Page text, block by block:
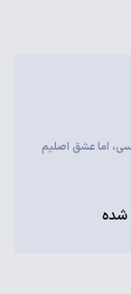
اما عشق اصلیم